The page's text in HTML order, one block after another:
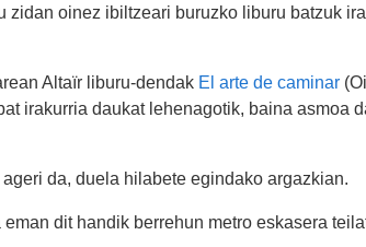
zidan oinez ibiltzeari buruzko liburu batzuk
Altaïr liburu-dendak El arte de caminar
irakurria daukat lehenagotik, baina asmoa
da, duela hilabete egindako argazkian.
dit handik berrehun metro eskasera